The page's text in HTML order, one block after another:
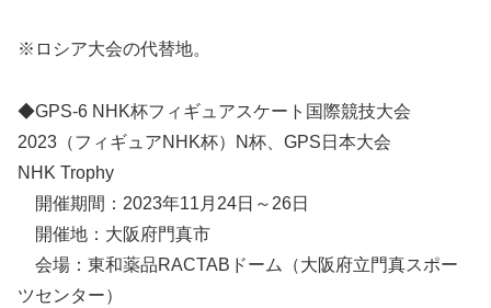
※ロシア大会の代替地。
◆GPS-6 NHK杯フィギュアスケート国際競技大会
2023（フィギュアNHK杯）N杯、GPS日本大会
NHK Trophy
開催期間：2023年11月24日～26日
開催地：大阪府門真市
会場：東和薬品RACTABドーム（大阪府立門真スポー
ツセンター）